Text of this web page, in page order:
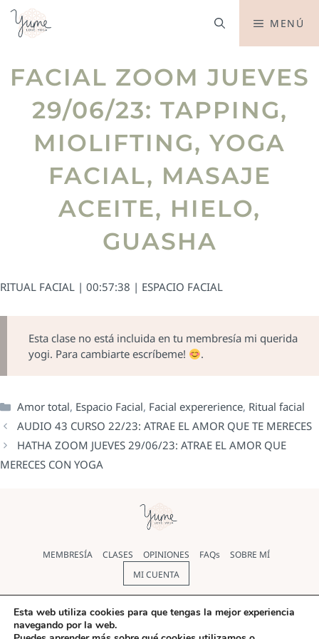
MENÚ
FACIAL ZOOM JUEVES
29/06/23: TAPPING,
MIOLIFTING, YOGA
FACIAL, MASAJE
ACEITE, HIELO,
GUASHA
RITUAL FACIAL | 00:57:38 | ESPACIO FACIAL
Esta clase no está incluida en tu membresía mi querida
yogi. Para cambiarte escríbeme!
.
Amor total, Espacio Facial, Facial expererience, Ritual facial
AUDIO 43 CURSO 22/23: ATRAE EL AMOR QUE TE MERECES
HATHA ZOOM JUEVES 29/06/23: ATRAE EL AMOR QUE
MERECES CON YOGA
MEMBRESÍA CLASES OPINIONES FAQs
SOBRE MÍ
MI CUENTA
Política de cookies| Política de Privacidad|Aviso legal|
Términos y condiciones
Esta web utiliza cookies para que tengas la mejor experiencia
navegando por la web.